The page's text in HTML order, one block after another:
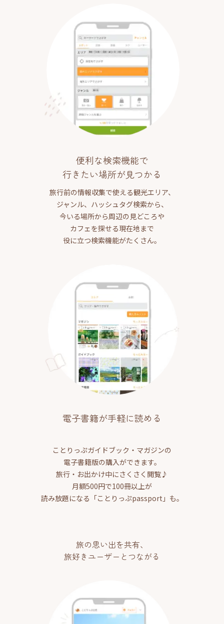
便利な検索機能で
行きたい場所が見つかる
旅行前の情報収集で使える観光エリア、
ジャンル、ハッシュタグ検索から、
今いる場所から周辺の見どころや
カフェを探せる現在地まで
役に立つ検索機能がたくさん。
電子書籍が手軽に読める
ことりっぷガイドブック・マガジンの
電子書籍版の購入ができます。
旅行・お出かけ中にさくさく閲覧♪
月額500円で100冊以上が
読み放題になる「ことりっぷpassport」も。
旅の思い出を共有、
旅好きユーザーとつながる